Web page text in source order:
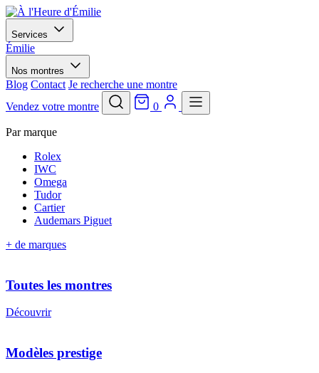
Services
Émilie
Nos montres
Blog Contact Je recherche une montre
Vendez votre montre
0
Par marque
Rolex
IWC
Omega
Tudor
Cartier
Audemars Piguet
+ de marques
Toutes les montres
Découvrir
Modèles prestige